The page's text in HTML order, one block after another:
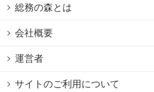
総務の森とは
会社概要
運営者
サイトのご利用について